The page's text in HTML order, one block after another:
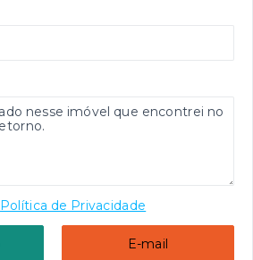
Política de Privacidade
E-mail